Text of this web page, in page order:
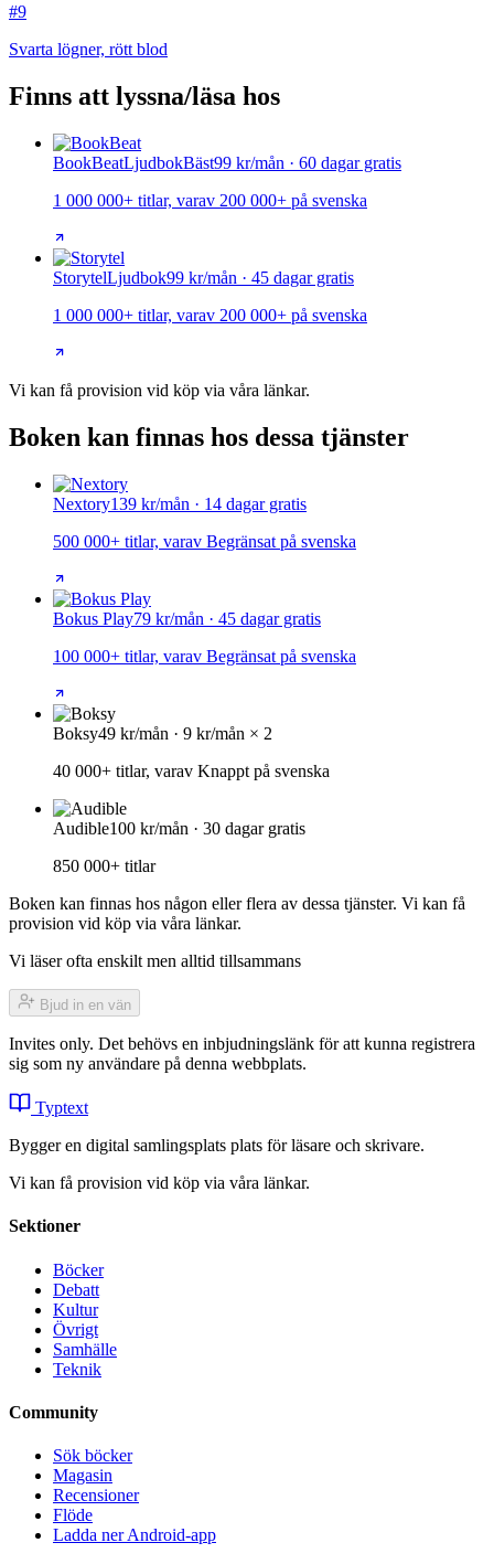
#9
Svarta lögner, rött blod
Finns att lyssna/läsa hos
BookBeatLjudbokBäst99 kr/mån · 60 dagar gratis
1 000 000+ titlar, varav 200 000+ på svenska
StorytelLjudbok99 kr/mån · 45 dagar gratis
1 000 000+ titlar, varav 200 000+ på svenska
Vi kan få provision vid köp via våra länkar.
Boken kan finnas hos dessa tjänster
Nextory139 kr/mån · 14 dagar gratis
500 000+ titlar, varav Begränsat på svenska
Bokus Play79 kr/mån · 45 dagar gratis
100 000+ titlar, varav Begränsat på svenska
Boksy49 kr/mån · 9 kr/mån × 2
40 000+ titlar, varav Knappt på svenska
Audible100 kr/mån · 30 dagar gratis
850 000+ titlar
Boken kan finnas hos någon eller flera av dessa tjänster. Vi kan få
provision vid köp via våra länkar.
Vi läser ofta enskilt men alltid tillsammans
Bjud in en vän
Invites only. Det behövs en inbjudningslänk för att kunna registrera
sig som ny användare på denna webbplats.
Typtext
Bygger en digital samlingsplats plats för läsare och skrivare.
Vi kan få provision vid köp via våra länkar.
Sektioner
Böcker
Debatt
Kultur
Övrigt
Samhälle
Teknik
Community
Sök böcker
Magasin
Recensioner
Flöde
Ladda ner Android-app